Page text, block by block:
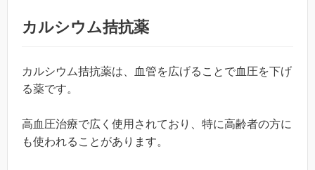
カルシウム拮抗薬
カルシウム拮抗薬は、血管を広げることで血圧を下げ
る薬です。
高血圧治療で広く使用されており、特に高齢者の方に
も使われることがあります。